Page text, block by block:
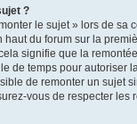
?
le sujet » lors de sa
haut du forum sur la
signifie que la
de temps pour autoriser
de remonter un sujet
vous de respecter les